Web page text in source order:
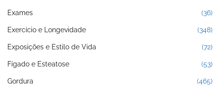
Exames (36)
Exercício e Longevidade (348)
Exposições e Estilo de Vida (72)
Fígado e Esteatose (53)
Gordura (465)